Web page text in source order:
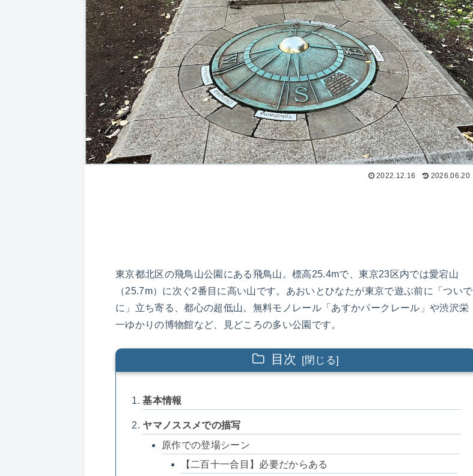
2022.12.16 2026.06.20
東京都北区の飛鳥山公園にある飛鳥山。標高25.4mで、東京23区内では愛宕山
（25.7m）に次ぐ2番目に高い山です。あおいとひなたが東京で遊ぶ前に「ついで
に」立ち寄る、都心の超低山。無料モノレール「あすかパークレール」や渋沢栄
一ゆかりの博物館など、見どころの多い公園です。
目次
基本情報
ヤマノススメでの描写
原作での登場シーン
【二百十一合目】必要だからある